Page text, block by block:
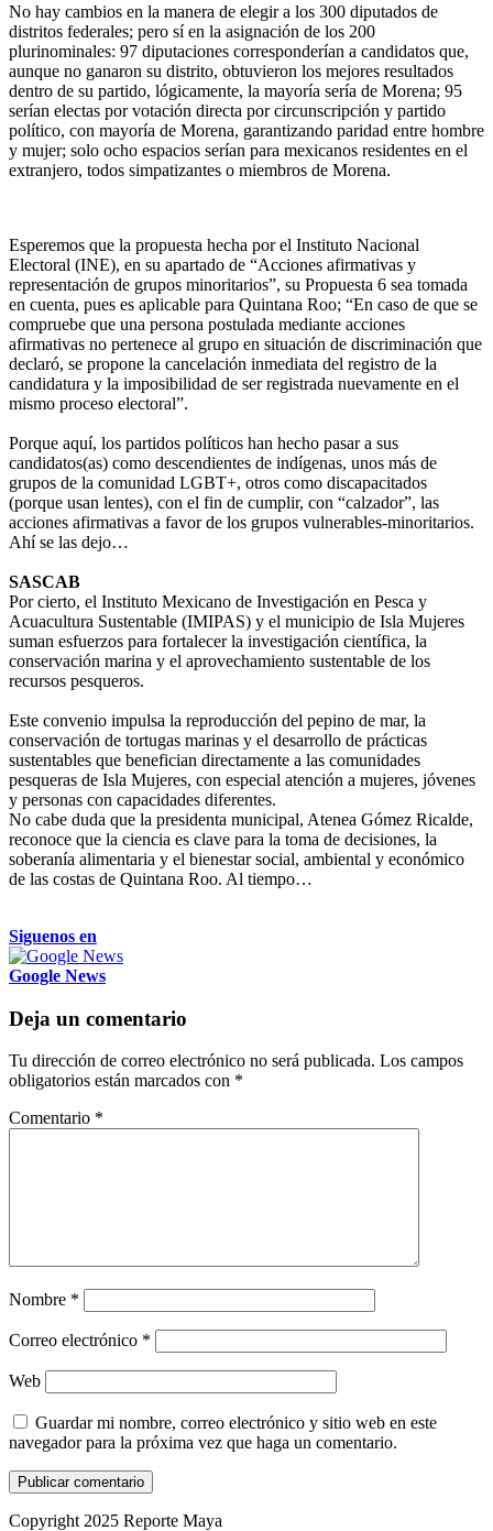
No hay cambios en la manera de elegir a los 300 diputados de
distritos federales; pero sí en la asignación de los 200
plurinominales: 97 diputaciones corresponderían a candidatos que,
aunque no ganaron su distrito, obtuvieron los mejores resultados
dentro de su partido, lógicamente, la mayoría sería de Morena; 95
serían electas por votación directa por circunscripción y partido
político, con mayoría de Morena, garantizando paridad entre hombre
y mujer; solo ocho espacios serían para mexicanos residentes en el
extranjero, todos simpatizantes o miembros de Morena.
Esperemos que la propuesta hecha por el Instituto Nacional
Electoral (INE), en su apartado de “Acciones afirmativas y
representación de grupos minoritarios”, su Propuesta 6 sea tomada
en cuenta, pues es aplicable para Quintana Roo; “En caso de que se
compruebe que una persona postulada mediante acciones
afirmativas no pertenece al grupo en situación de discriminación que
declaró, se propone la cancelación inmediata del registro de la
candidatura y la imposibilidad de ser registrada nuevamente en el
mismo proceso electoral”.
Porque aquí, los partidos políticos han hecho pasar a sus
candidatos(as) como descendientes de indígenas, unos más de
grupos de la comunidad LGBT+, otros como discapacitados
(porque usan lentes), con el fin de cumplir, con “calzador”, las
acciones afirmativas a favor de los grupos vulnerables-minoritarios.
Ahí se las dejo…
SASCAB
Por cierto, el Instituto Mexicano de Investigación en Pesca y
Acuacultura Sustentable (IMIPAS) y el municipio de Isla Mujeres
suman esfuerzos para fortalecer la investigación científica, la
conservación marina y el aprovechamiento sustentable de los
recursos pesqueros.
Este convenio impulsa la reproducción del pepino de mar, la
conservación de tortugas marinas y el desarrollo de prácticas
sustentables que benefician directamente a las comunidades
pesqueras de Isla Mujeres, con especial atención a mujeres, jóvenes
y personas con capacidades diferentes.
No cabe duda que la presidenta municipal, Atenea Gómez Ricalde,
reconoce que la ciencia es clave para la toma de decisiones, la
soberanía alimentaria y el bienestar social, ambiental y económico
de las costas de Quintana Roo. Al tiempo…
Siguenos en
Google News
Deja un comentario
Tu dirección de correo electrónico no será publicada. Los campos
obligatorios están marcados con *
Comentario *
Nombre *
Correo electrónico *
Web
Guardar mi nombre, correo electrónico y sitio web en este
navegador para la próxima vez que haga un comentario.
Copyright 2025 Reporte Maya